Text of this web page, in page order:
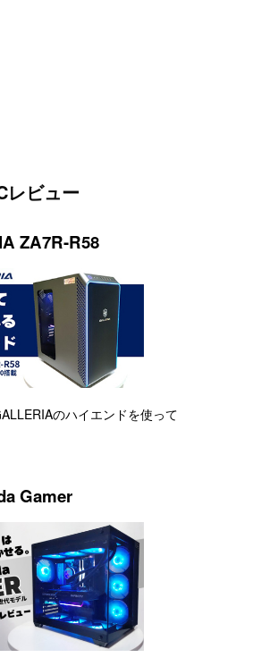
レビュー
ZA7R-R58
のハイエンドを使って
Gamer